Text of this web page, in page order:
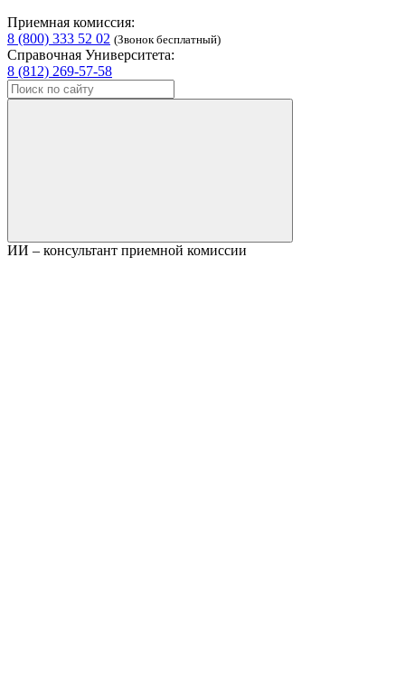
Приемная комиссия:
8 (800) 333 52 02 (Звонок бесплатный)
Справочная Университета:
8 (812) 269-57-58
ИИ – консультант приемной комиссии